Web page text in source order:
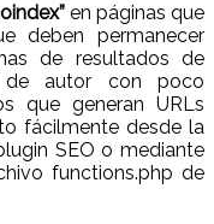
en páginas que
deben permanecer
de resultados de
de autor con poco
que generan URLs
fácilmente desde la
SEO o mediante
functions.php de